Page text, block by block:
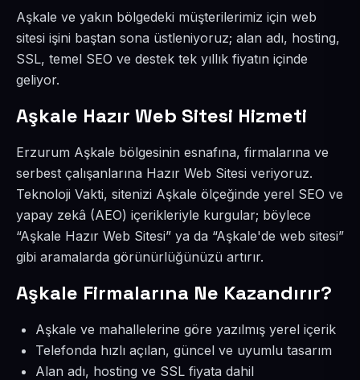
Aşkale ve yakın bölgedeki müşterilerimiz için web
sitesi işini baştan sona üstleniyoruz; alan adı, hosting,
SSL, temel SEO ve destek tek yıllık fiyatın içinde
geliyor.
Aşkale Hazır Web Sitesi Hizmeti
Erzurum Aşkale bölgesinin esnafına, firmalarına ve
serbest çalışanlarına Hazır Web Sitesi veriyoruz.
Teknoloji Vakti, sitenizi Aşkale ölçeğinde yerel SEO ve
yapay zekâ (AEO) içerikleriyle kurgular; böylece
“Aşkale Hazır Web Sitesi” ya da “Aşkale'de web sitesi”
gibi aramalarda görünürlüğünüzü artırır.
Aşkale Firmalarına Ne Kazandırır?
Aşkale ve mahallelerine göre yazılmış yerel içerik
Telefonda hızlı açılan, güncel ve uyumlu tasarım
Alan adı, hosting ve SSL fiyata dahil